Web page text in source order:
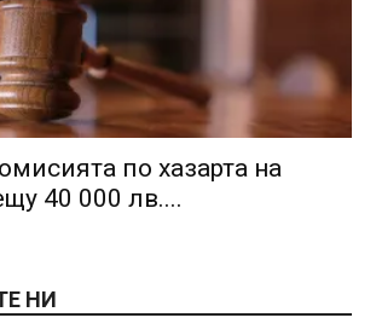
по хазарта на
40 000 лв....
НИ